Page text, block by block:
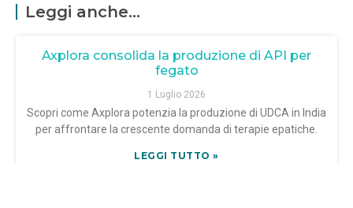
Leggi anche...
Axplora consolida la produzione di API per
fegato
1 Luglio 2026
Scopri come Axplora potenzia la produzione di UDCA in India
per affrontare la crescente domanda di terapie epatiche.
LEGGI TUTTO »